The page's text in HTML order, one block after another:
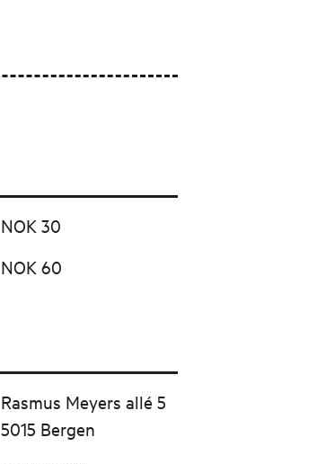
NOK 30
NOK 60
Rasmus Meyers allé 5
5015 Bergen